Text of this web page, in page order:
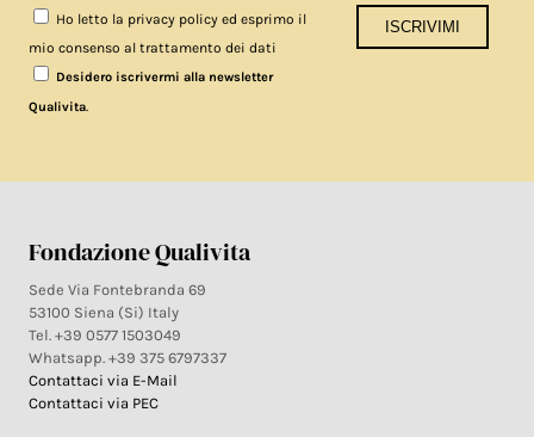
Ho letto la privacy policy ed esprimo il
mio consenso al trattamento dei dati
Desidero iscrivermi alla newsletter
Qualivita.
Fondazione Qualivita
Sede Via Fontebranda 69
53100 Siena (Si) Italy
Tel. +39 0577 1503049
Whatsapp. +39 375 6797337
Contattaci via E-Mail
Contattaci via PEC